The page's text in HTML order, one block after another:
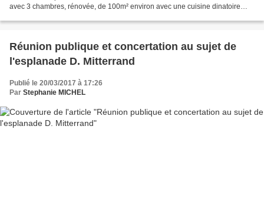
avec 3 chambres, rénovée, de 100m² environ avec une cuisine dinatoire
Réunion publique et concertation au sujet de
l'esplanade D. Mitterrand
Publié le 20/03/2017 à 17:26
Par Stephanie MICHEL